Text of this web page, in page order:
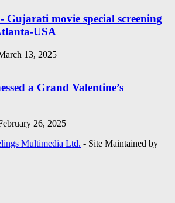
Gujarati movie special screening
USA
13, 2025
a Grand Valentine’s
26, 2025
Multimedia Ltd. - Site Maintained by